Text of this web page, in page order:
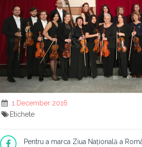
1 December 2016
Etichete
Pentru a marca Ziua Națională a